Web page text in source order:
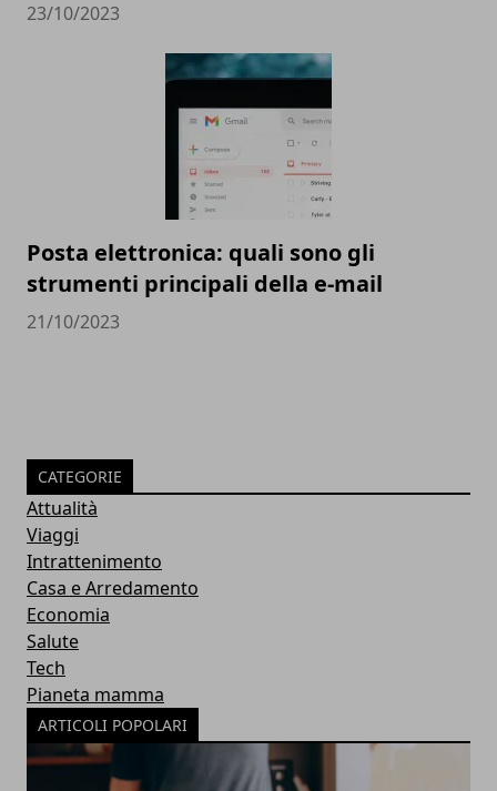
23/10/2023
Posta elettronica: quali sono gli
strumenti principali della e-mail
21/10/2023
CATEGORIE
Attualità
Viaggi
Intrattenimento
Casa e Arredamento
Economia
Salute
Tech
Pianeta mamma
ARTICOLI POPOLARI